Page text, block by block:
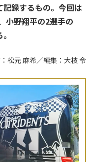
録するもの。今回は
小野翔平の2選手の
松元 麻希／編集：大枝 令